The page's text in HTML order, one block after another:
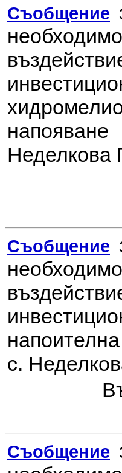
Съобщение
Неделкова
Съобщение
с.
Съобщение